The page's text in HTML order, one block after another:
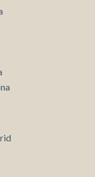
des
durch diese Art
messen, um
basierend auf
speichern, um
und